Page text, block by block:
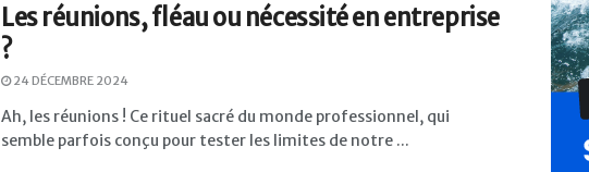
Les réunions, fléau ou nécessité en entreprise
?
24 DÉCEMBRE 2024
Ah, les réunions ! Ce rituel sacré du monde professionnel, qui
semble parfois conçu pour tester les limites de notre ...